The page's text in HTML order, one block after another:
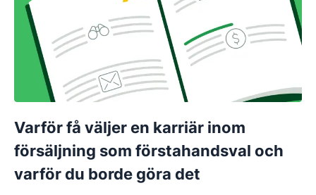
Varför få väljer en karriär inom
försäljning som förstahandsval och
varför du borde göra det